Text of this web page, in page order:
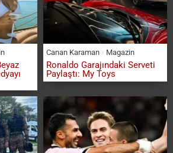
Canan Karaman Magazin
Ronaldo Garajındaki Serveti
Paylaştı: My Toys